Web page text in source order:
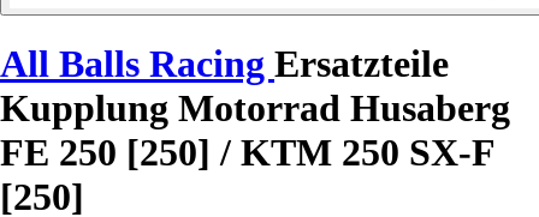
All Balls Racing Ersatzteile
Kupplung Motorrad Husaberg
FE 250 [250] / KTM 250 SX-F
[250]